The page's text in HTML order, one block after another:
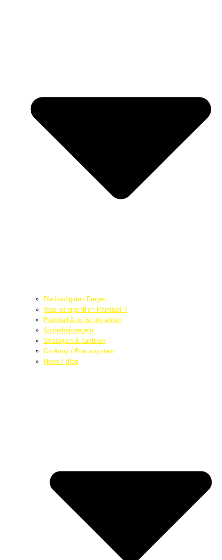
Die häufigsten Fragen
Was ist eigentlich Paintball ?
Paintball Ausrüstung erklärt
Sicherheitsregeln
Strategien & Taktiken
Go Army / Bonussystem
News / Blog